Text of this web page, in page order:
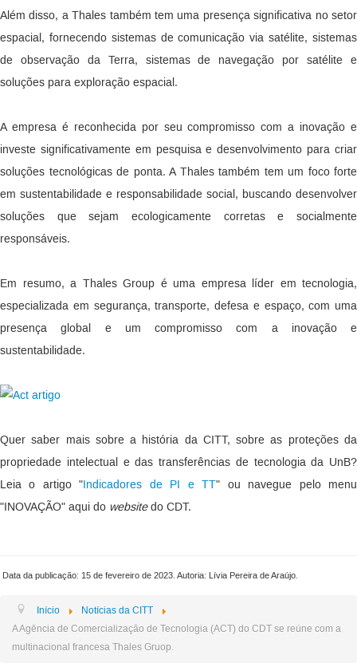
Além disso, a Thales também tem uma presença significativa no setor
espacial, fornecendo sistemas de comunicação via satélite, sistemas
de observação da Terra, sistemas de navegação por satélite e
soluções para exploração espacial.
A empresa é reconhecida por seu compromisso com a inovação e
investe significativamente em pesquisa e desenvolvimento para criar
soluções tecnológicas de ponta. A Thales também tem um foco forte
em sustentabilidade e responsabilidade social, buscando desenvolver
soluções que sejam ecologicamente corretas e socialmente
responsáveis.
Em resumo, a Thales Group é uma empresa líder em tecnologia,
especializada em segurança, transporte, defesa e espaço, com uma
presença global e um compromisso com a inovação e
sustentabilidade.
Quer saber mais sobre a história da CITT, sobre as proteções da
propriedade intelectual e das transferências de tecnologia da UnB?
Leia o artigo "Indicadores de PI e TT" ou navegue pelo menu
"INOVAÇÃO" aqui do websitedo CDT.
Data da publicação: 15 de fevereiro de 2023. Autoria: Lívia Pereira de Araújo.
Início
Notícias da CITT
A Agência de Comercialização de Tecnologia (ACT) do CDT se reúne com a
multinacional francesa Thales Gruop.